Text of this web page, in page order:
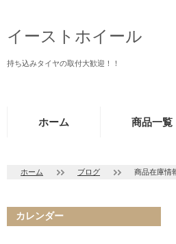
イーストホイール
持ち込みタイヤの取付大歓迎！！
ホーム 商品一覧
ホーム ブログ 商品在庫情
カレンダー